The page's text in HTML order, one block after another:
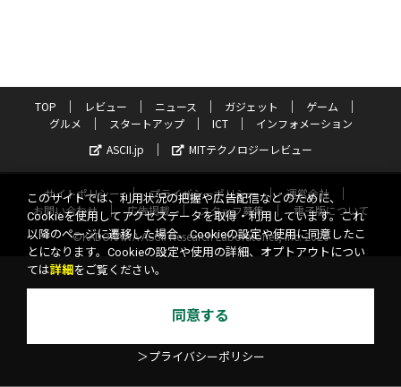
TOP レビュー ニュース ガジェット
ゲーム
グルメ
スタートアップ ICT
インフォメーション
ASCII.jp
MITテクノロジーレビュー
サイトポリシー プライバシーポリシー
運営会社
お問い合わせ
広告掲載 スタッフ募集
電子版について
©KADOKAWA ASCII Research Laboratories, Inc. 2026
このサイトでは、利用状況の把握や広告配信などのために、
Cookieを使用してアクセスデータを取得・利用しています。これ
以降のページに遷移した場合、Cookieの設定や使用に同意したこ
とになります。Cookieの設定や使用の詳細、オプトアウトについ
ては詳細 をご覧ください。
同意する
＞プライバシーポリシー